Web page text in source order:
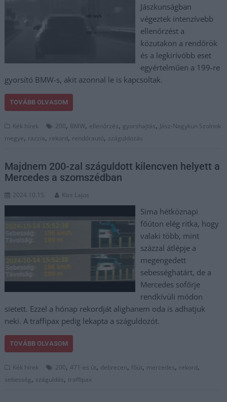
Jászkunságban
végeztek intenzívebb
ellenőrzést a
közutakon a rendőrök
és a legkirívóbb eset
egyértelműen a 199-re
gyorsító BMW-s, akit azonnal le is kapcsoltak.
TOVÁBB OLVASOM
Kék hírek 200, BMW, ellenőrzés, gyorshajtás, Jász-Nagykun Szolnok
megye, razzia, rekord, rendőrautó, száguldozás
Majdnem 200-zal száguldott kilencven helyett a
Mercedes a szomszédban
2024.10.15. Kiss Lajos
Sima hétköznapi
főúton elég ritka, hogy
valaki több, mint
százzal átlépje a
megengedett
sebességhatárt, de a
Mercedes sofőrje
rendkívüli módon
sietett. Ezzel a hónap rekordját alighanem oda is adhatjuk
neki. A traffipax pedig lekapta a száguldozót.
TOVÁBB OLVASOM
Kék hírek 200,471-es út, debrecen, főút, mercedes, rekord,
sebesség, száguldás, traffipax